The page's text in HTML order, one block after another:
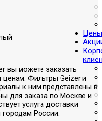
Цены
вы можете заказать
ценам. Фильтры Geizer и
к ним представлены в
для заказа по Москве и
услуга доставки
городам России.